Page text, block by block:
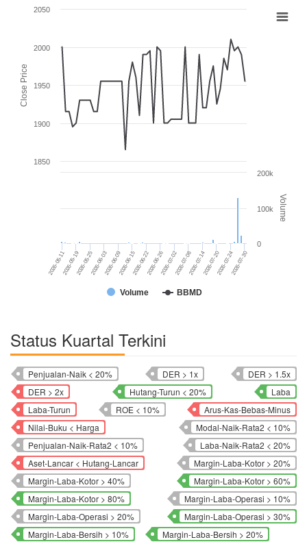
Close Price
Volume
Volume BBMD
2026-05-11 2026-06-03 2026-06-22 2026-07-08 2026-07-24
2026-05-192026-05-25 2026-06-092026-06-15 2026-06-262026-07-02 2026-07-142026-07-20 2026-07-30
1850
1900
1950
2000
2050
0
100k
200k
Status Kuartal Terkini
Penjualan-Naik < 20% DER > 1x
DER > 1.5x
DER > 2x
Hutang-Turun < 20%
Laba
Laba-Turun
ROE < 10%
Arus-Kas-Bebas-Minus
Nilai-Buku < Harga
Modal-Naik-Rata2 < 10%
Penjualan-Naik-Rata2 < 10%
Laba-Naik-Rata2 < 20%
Aset-Lancar < Hutang-Lancar
Margin-Laba-Kotor > 20%
Margin-Laba-Kotor > 40%
Margin-Laba-Kotor > 60%
Margin-Laba-Kotor > 80%
Margin-Laba-Operasi > 10%
Margin-Laba-Operasi > 20%
Margin-Laba-Operasi > 30%
Margin-Laba-Bersih > 10%
Margin-Laba-Bersih > 20%